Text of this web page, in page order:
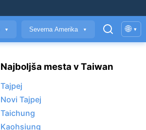
▼ Severna Amerika ▼ 🌐 ▾
Najboljša mesta v Taiwan
Tajpej
Novi Tajpej
Taichung
Kaohsiung